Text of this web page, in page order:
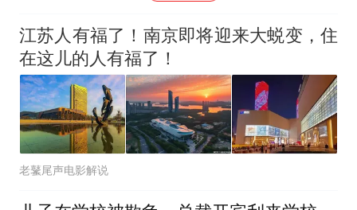
江苏人有福了！南京即将迎来大蜕变，住
在这儿的人有福了！
老鼜尾声电影解说